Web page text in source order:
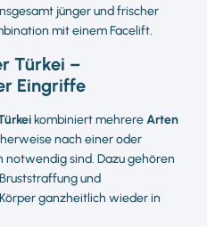
jünger und frischer
mit einem Facelift.
Türkei –
Eingriffe
kombiniert mehrereArten
nach einer oder
sind. Dazu gehören
und
ganzheitlich wieder in